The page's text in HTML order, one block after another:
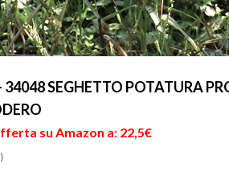
SEGHETTO POTATURA
su Amazon a: 22,5€